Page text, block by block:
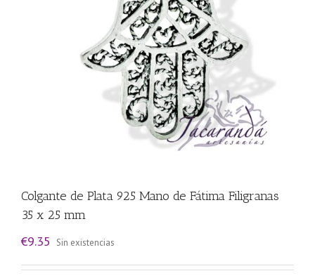
Colgante de Plata 925 Mano de Fátima Filigranas
35 x 25 mm
€9.35 Sin existencias